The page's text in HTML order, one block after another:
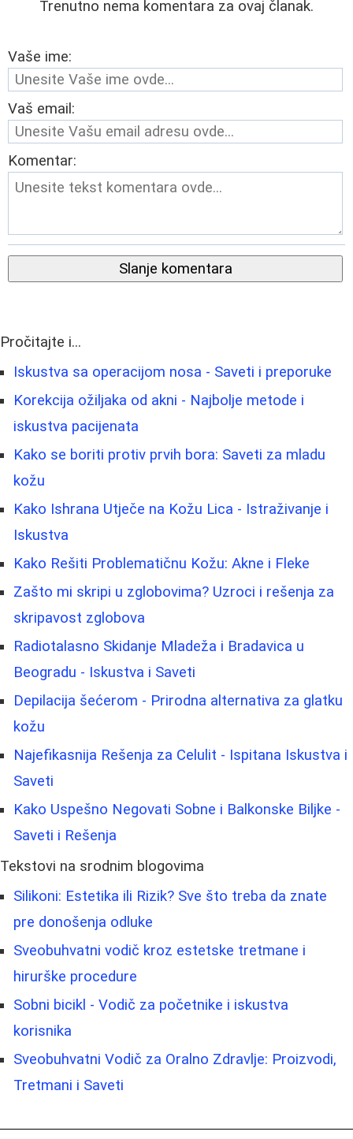
Trenutno nema komentara za ovaj članak.
Vaše ime:
Vaš email:
Komentar:
Slanje komentara
Pročitajte i...
Iskustva sa operacijom nosa - Saveti i preporuke
Korekcija ožiljaka od akni - Najbolje metode i
iskustva pacijenata
Kako se boriti protiv prvih bora: Saveti za mladu
kožu
Kako Ishrana Utječe na Kožu Lica - Istraživanje i
Iskustva
Kako Rešiti Problematičnu Kožu: Akne i Fleke
Zašto mi skripi u zglobovima? Uzroci i rešenja za
skripavost zglobova
Radiotalasno Skidanje Mladeža i Bradavica u
Beogradu - Iskustva i Saveti
Depilacija šećerom - Prirodna alternativa za glatku
kožu
Najefikasnija Rešenja za Celulit - Ispitana Iskustva i
Saveti
Kako Uspešno Negovati Sobne i Balkonske Biljke -
Saveti i Rešenja
Tekstovi na srodnim blogovima
Silikoni: Estetika ili Rizik? Sve što treba da znate
pre donošenja odluke
Sveobuhvatni vodič kroz estetske tretmane i
hirurške procedure
Sobni bicikl - Vodič za početnike i iskustva
korisnika
Sveobuhvatni Vodič za Oralno Zdravlje: Proizvodi,
Tretmani i Saveti